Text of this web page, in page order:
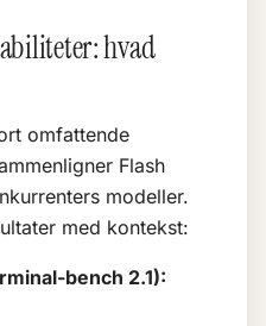
hvad
omfattende
Flash
modeller.
med kontekst:
bench 2.1):